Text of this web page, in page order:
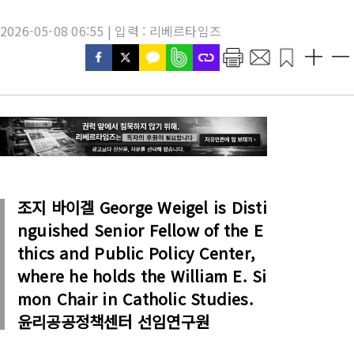
2026-05-08 06:55 | 입력 : 리베르타임즈
조지 바이겔 George Weigel is Disti
nguished Senior Fellow of the E
thics and Public Policy Center,
where he holds the William E. Si
mon Chair in Catholic Studies.
윤리공공정책센터 선임연구원